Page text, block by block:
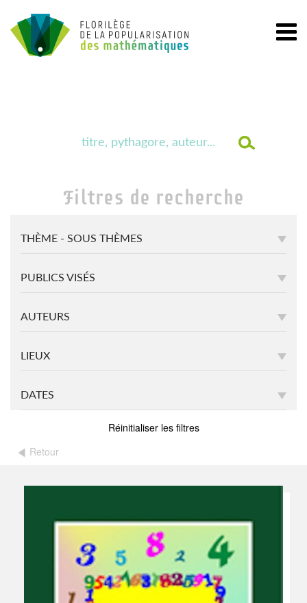
Filtres de recherche
THÈME - SOUS THÈMES
PUBLICS VISÉS
AUTEURS
LIEUX
DATES
Réinitialiser les filtres
Retour